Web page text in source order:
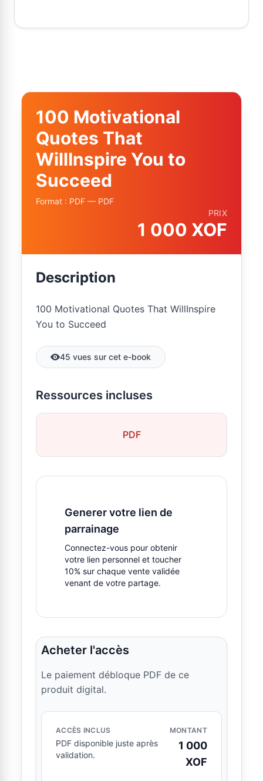
100 Motivational
Quotes That
WillInspire You to
Succeed
Format : PDF — PDF
PRIX
1 000 XOF
Description
100 Motivational Quotes That WillInspire
You to Succeed
45 vues sur cet e-book
Ressources incluses
PDF
Generer votre lien de
parrainage
Connectez-vous pour obtenir
votre lien personnel et toucher
10% sur chaque vente validée
venant de votre partage.
Acheter l'accès
Le paiement débloque PDF de ce
produit digital.
ACCÈS INCLUS
PDF disponible juste après
validation.
MONTANT
1 000
XOF